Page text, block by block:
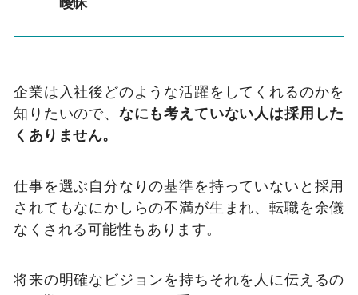
企業は入社後どのような活躍をしてくれるのかを
知りたいので、 なにも考えていない人は採用した
くありません。
仕事を選ぶ自分なりの基準を持っていないと採用
されてもなにかしらの不満が生まれ、転職を余儀
なくされる可能性もあります。
将来の明確なビジョンを持ちそれを人に伝えるの